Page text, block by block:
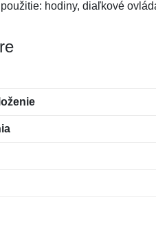
hodiny, diaľkové